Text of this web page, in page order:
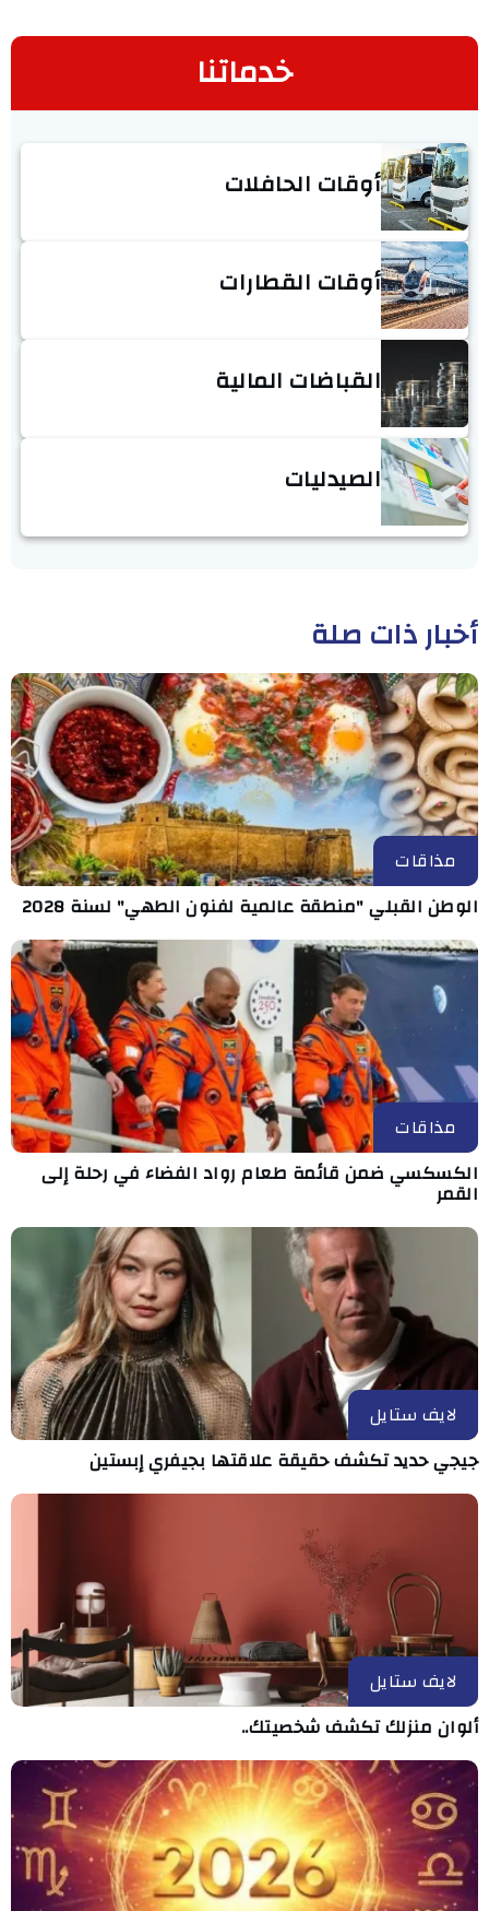
خدماتنا
أوقات الحافلات
أوقات القطارات
القباضات المالية
الصيدليات
أخبار ذات صلة
مذاقات
الوطن القبلي "منطقة عالمية لفنون الطهي" لسنة 2028
مذاقات
الكسكسي ضمن قائمة طعام رواد الفضاء في رحلة إلى
القمر
لايف ستايل
جيجي حديد تكشف حقيقة علاقتها بجيفري إبستين
لايف ستايل
ألوان منزلك تكشف شخصيتك..